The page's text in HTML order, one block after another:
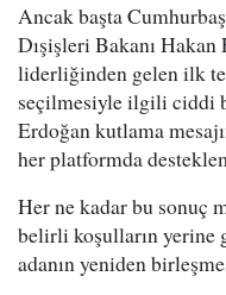
Ancak başta
Dışişleri Bakanı
liderliğinden gelen ilk
seçilmesiyle ilgili ciddi
Erdoğan kutlama
her platformda
Her ne kadar bu sonuç
belirli koşulların yerine
adanın yeniden